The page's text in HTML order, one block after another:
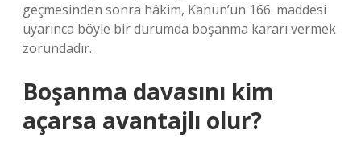
geçmesinden sonra hâkim, Kanun’un 166. maddesi
uyarınca böyle bir durumda boşanma kararı vermek
zorundadır.
Boşanma davasını kim
açarsa avantajlı olur?